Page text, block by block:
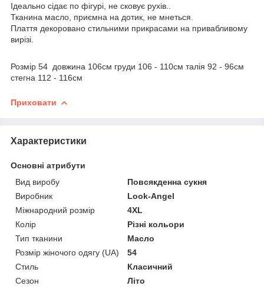
Ідеально сідає по фігурі, не сковує рухів..
Тканина масло, приємна на дотик, не мнеться.
Плаття декоровано стильними прикрасами на привабливому
вирізі.
Розмір 54 довжина 106см груди 106 - 110см талія 92 - 96см
стегна 112 - 116см
Приховати
Характеристики
Основні атрибути
Вид виробу
Повсякденна сукня
Виробник
Look-Angel
Міжнародний розмір
4XL
Колір
Різні кольори
Тип тканини
Масло
Розмір жіночого одягу (UA)
54
Стиль
Класичний
Сезон
Літо